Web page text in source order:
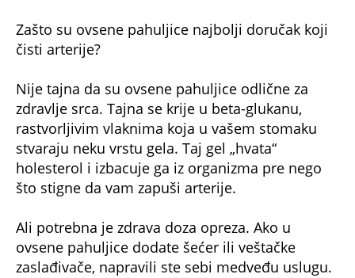
Zašto su ovsene pahuljice najbolji doručak koji
čisti arterije?
Nije tajna da su ovsene pahuljice odlične za
zdravlje srca. Tajna se krije u beta-glukanu,
rastvorljivim vlaknima koja u vašem stomaku
stvaraju neku vrstu gela. Taj gel „hvata“
holesterol i izbacuje ga iz organizma pre nego
što stigne da vam zapuši arterije.
Ali potrebna je zdrava doza opreza. Ako u
ovsene pahuljice dodate šećer ili veštačke
zaslađivače, napravili ste sebi medveđu uslugu.